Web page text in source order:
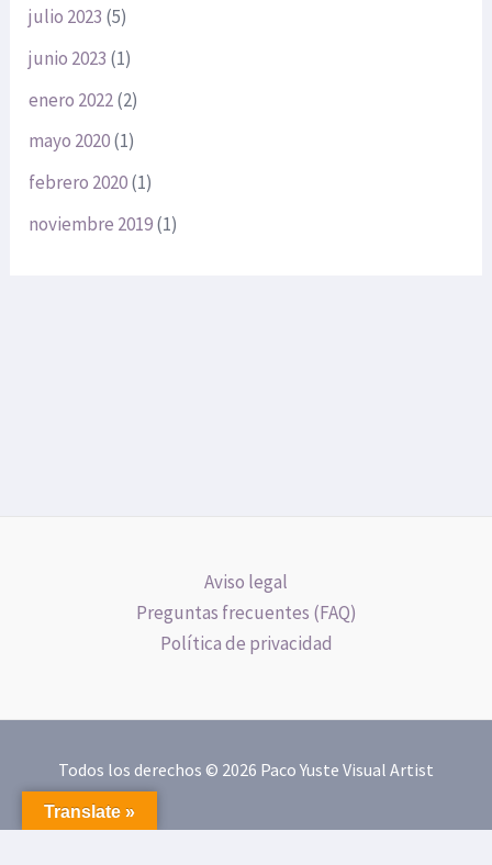
julio 2023 (5)
junio 2023 (1)
enero 2022(2)
mayo 2020(1)
febrero 2020(1)
noviembre 2019(1)
Aviso legal
Preguntas frecuentes (FAQ)
Política de privacidad
Todos los derechos © 2026 Paco Yuste Visual Artist
Translate »